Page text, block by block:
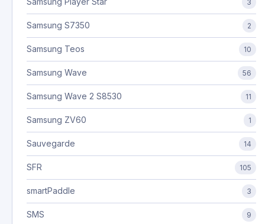
3
Samsung S7350 2
Samsung Teos 10
Samsung Wave 56
Samsung Wave 2 S8530 11
Samsung ZV60 1
Sauvegarde 14
SFR 105
smartPaddle 3
SMS 9